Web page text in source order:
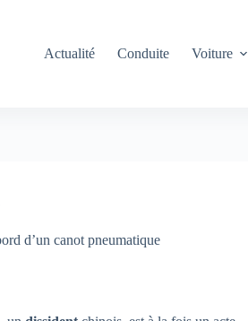
Actualité Conduite Voiture
d’un canot pneumatique